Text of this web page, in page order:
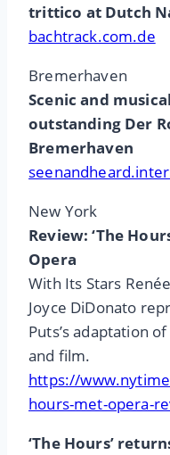
trittico at Dutch
bachtrack.com.de
Bremerhaven
Scenic and
outstanding Der
Bremerhaven
New York
Review: ‘The
Opera
With Its Stars
Joyce DiDonato
Puts’s adaptation
and film.
https://
hours-met-opera-
‘The Hours’